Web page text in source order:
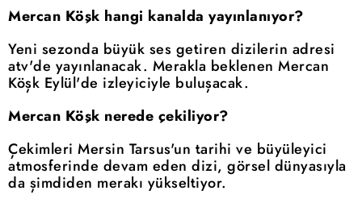
Mercan Köşk hangi kanalda yayınlanıyor?
Yeni sezonda büyük ses getiren dizilerin adresi
atv'de yayınlanacak. Merakla beklenen Mercan
Köşk Eylül'de izleyiciyle buluşacak.
Mercan Köşk nerede çekiliyor?
Çekimleri Mersin Tarsus'un tarihi ve büyüleyici
atmosferinde devam eden dizi, görsel dünyasıyla
da şimdiden merakı yükseltiyor.